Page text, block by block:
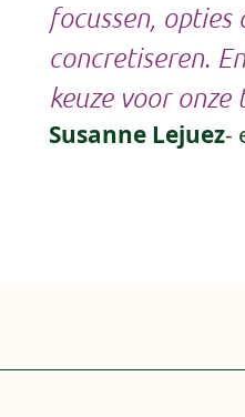
focussen,
concretiseren.
keuze voor
Susanne Lejuez-